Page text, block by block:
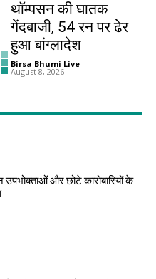
थॉम्पसन की घातक
गेंदबाजी, 54 रन पर ढेर
हुआ बांग्लादेश
Birsa Bhumi Live -
August 8, 2026
देश-विदेश